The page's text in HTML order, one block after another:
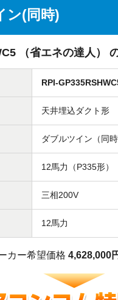
(同時)
（省エネの達人）
RPI-
天井埋込ダクト形
ダブルツイン（同時
12馬力（P335形）
三相200V
12馬力
カー希望価格 4,628,000